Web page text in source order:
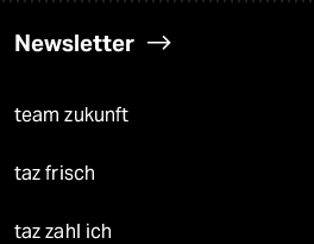
Newsletter
team zukunft
taz frisch
taz zahl ich